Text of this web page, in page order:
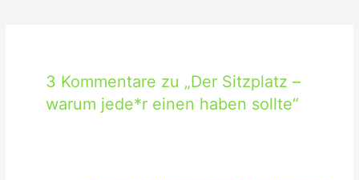
3 Kommentare zu „Der Sitzplatz –
warum jede*r einen haben sollte“